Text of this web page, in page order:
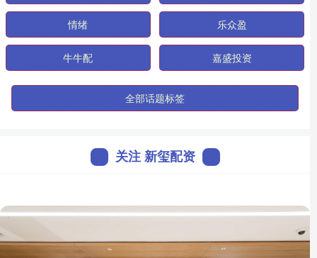
情绪 乐众盈
牛牛配 嘉盛投资
全部话题标签
关注 新玺配资